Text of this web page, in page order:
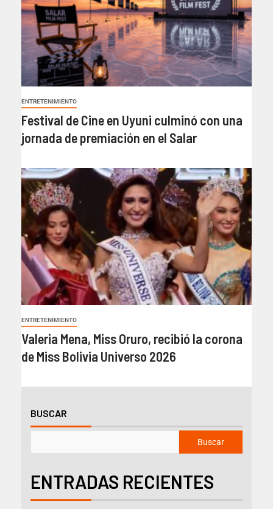
ENTRETENIMIENTO
Festival de Cine en Uyuni culminó con una
jornada de premiación en el Salar
ENTRETENIMIENTO
Valeria Mena, Miss Oruro, recibió la corona
de Miss Bolivia Universo 2026
BUSCAR
Buscar
ENTRADAS RECIENTES